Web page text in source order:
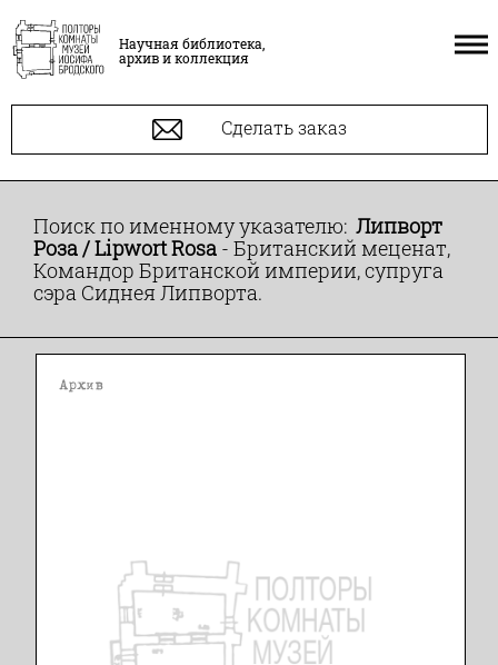
Научная библиотека,
архив и коллекция
Сделать заказ
Поиск по именному указателю: Липворт
Роза / Lipwort Rosa - Британский меценат,
Командор Британской империи, супруга
сэра Сиднея Липворта.
Архив